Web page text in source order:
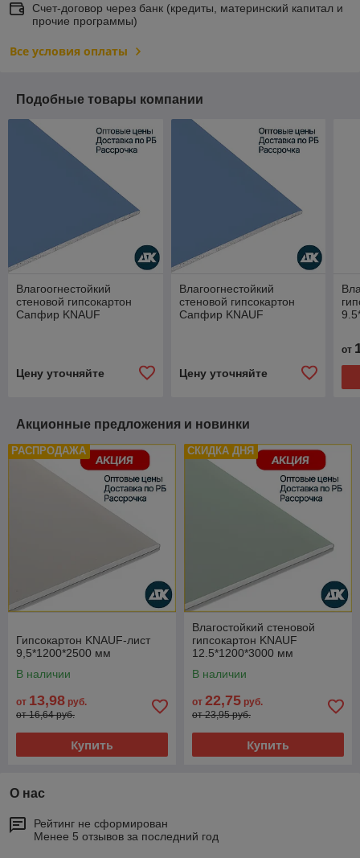
Счет-договор через банк (кредиты, материнский капитал и
прочие программы)
Все условия оплаты
Подобные товары компании
Влагоогнестойкий
стеновой гипсокартон
Сапфир KNAUF
Цену уточняйте
Влагоогнестойкий
стеновой гипсокартон
Сапфир KNAUF
Цену уточняйте
от
Акционные предложения и новинки
РАСПРОДАЖА
Гипсокартон KNAUF-лист
9,5*1200*2500 мм
В наличии
от 13,98 руб.
от 16,64 руб.
Купить
СКИДКА ДНЯ
Влагостойкий стеновой
гипсокартон KNAUF
12.5*1200*3000 мм
В наличии
от 22,75 руб.
от 23,95 руб.
Купить
О нас
Рейтинг не сформирован
Менее 5 отзывов за последний год